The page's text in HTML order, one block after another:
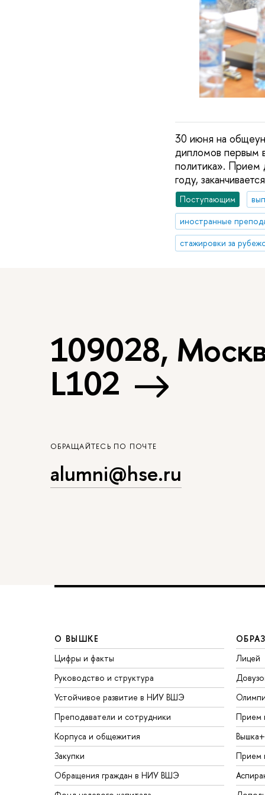
30 июня на
дипломов первым
политика». Прием
году,
Поступающим
стажировки за
109028,
L102
ОБРАЩАЙТЕСЬ ПО ПОЧТЕ
alumni@hse.ru
О ВЫШКЕ
Цифры и факты
Руководство и структура
Устойчивое развитие в НИУ ВШЭ
Преподаватели и сотрудники
Корпуса и общежития
Закупки
Обращения граждан в НИУ ВШЭ
Лицей
Прием
Вышка+
Прием